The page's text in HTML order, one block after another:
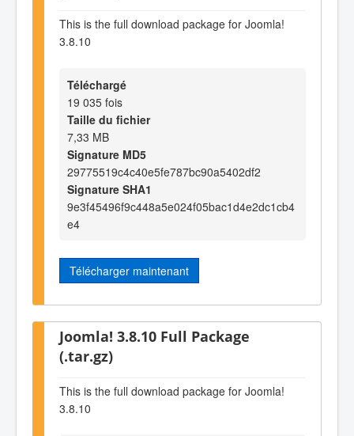
This is the full download package for Joomla!
3.8.10
Téléchargé
19 035 fois
Taille du fichier
7,33 MB
Signature MD5
29775519c4c40e5fe787bc90a5402df2
Signature SHA1
9e3f45496f9c448a5e024f05bac1d4e2dc1cb4
e4
Télécharger maintenant
Joomla! 3.8.10 Full Package
(.tar.gz)
This is the full download package for Joomla!
3.8.10